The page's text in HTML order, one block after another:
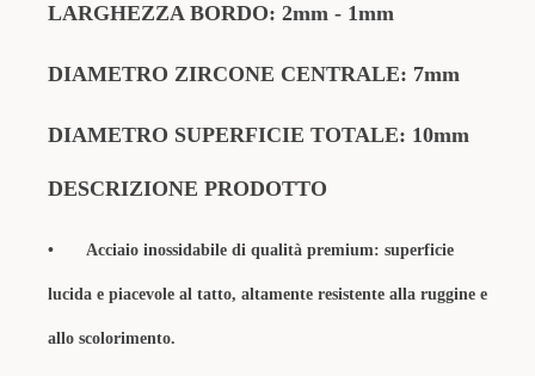
LARGHEZZA BORDO: 2mm - 1mm
DIAMETRO ZIRCONE CENTRALE: 7mm
DIAMETRO SUPERFICIE TOTALE: 10mm
DESCRIZIONE PRODOTTO
• Acciaio inossidabile di qualità premium: superficie
lucida e piacevole al tatto, altamente resistente alla ruggine e
allo scolorimento.